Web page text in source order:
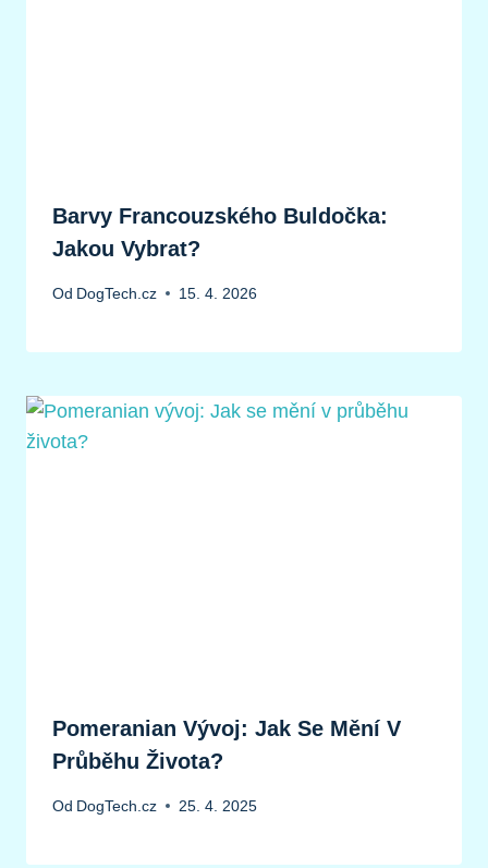
Barvy Francouzského Buldočka:
Jakou Vybrat?
Od DogTech.cz 15. 4. 2026
Pomeranian Vývoj: Jak Se Mění V
Průběhu Života?
Od DogTech.cz 25. 4. 2025